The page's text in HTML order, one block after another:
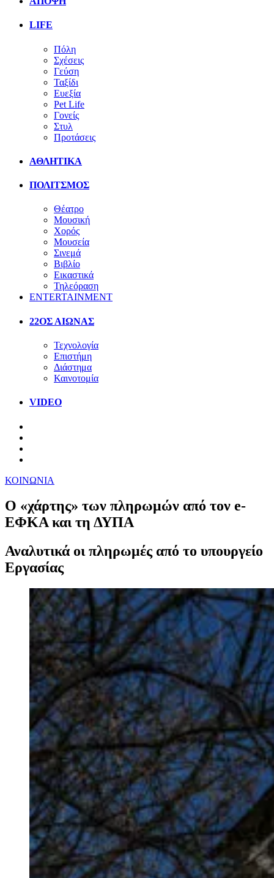
LIFE
Πόλη
Σχέσεις
Γεύση
Ταξίδι
Ευεξία
Pet Life
Γονείς
Στυλ
Προτάσεις
ΑΘΛΗΤΙΚΑ
ΠΟΛΙΤΣΜΟΣ
Θέατρο
Μουσική
Χορός
Μουσεία
Σινεμά
Βιβλίο
Εικαστικά
Τηλεόραση
ENTERTAINMENT
22ΟΣ ΑΙΩΝΑΣ
Τεχνολογία
Επιστήμη
Διάστημα
Καινοτομία
VIDEO
ΚΟΙΝΩΝΙΑ
Ο «χάρτης» των πληρωμών από τον e-
ΕΦΚΑ και τη ΔΥΠΑ
Αναλυτικά οι πληρωμές από το υπουργείο
Εργασίας